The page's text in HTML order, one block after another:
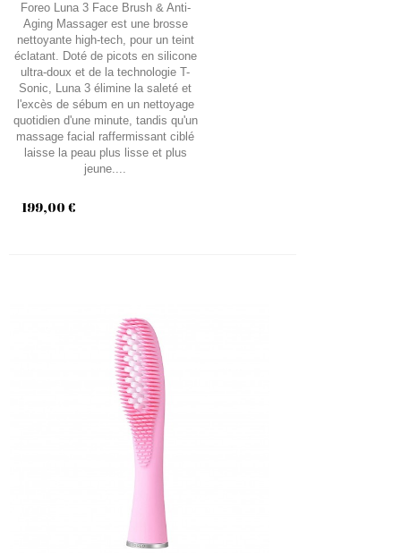
Foreo Luna 3 Face Brush & Anti-
Aging Massager est une brosse
nettoyante high-tech, pour un teint
éclatant. Doté de picots en silicone
ultra-doux et de la technologie T-
Sonic, Luna 3 élimine la saleté et
l'excès de sébum en un nettoyage
quotidien d'une minute, tandis qu'un
massage facial raffermissant ciblé
laisse la peau plus lisse et plus
jeune....
199,00 €